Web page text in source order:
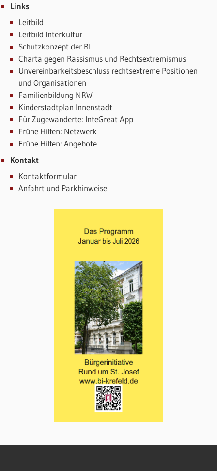
Links
Leitbild
Leitbild Interkultur
Schutzkonzept der BI
Charta gegen Rassismus und Rechtsextremismus
Unvereinbarkeitsbeschluss rechtsextreme Positionen
und Organisationen
Familienbildung NRW
Kinderstadtplan Innenstadt
Für Zugewanderte: InteGreat App
Frühe Hilfen: Netzwerk
Frühe Hilfen: Angebote
Kontakt
Kontaktformular
Anfahrt und Parkhinweise